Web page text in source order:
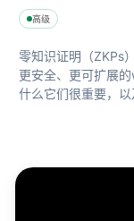
高级
零知识证明（ZKPs
更安全、更可扩展
什么它们很重要，以